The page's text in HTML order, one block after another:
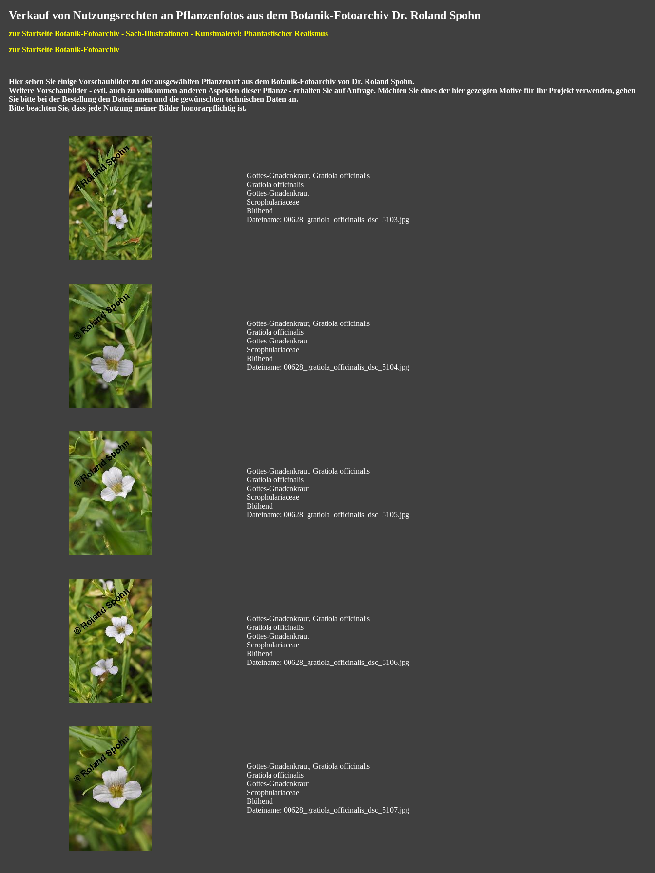
Verkauf von Nutzungsrechten an Pflanzenfotos aus dem Botanik-Fotoarchiv Dr. Roland Spohn
zur Startseite Botanik-Fotoarchiv - Sach-Illustrationen - Kunstmalerei: Phantastischer Realismus
zur Startseite Botanik-Fotoarchiv
Hier sehen Sie einige Vorschaubilder zu der ausgewählten Pflanzenart aus dem Botanik-Fotoarchiv von Dr. Roland Spohn.
Weitere Vorschaubilder - evtl. auch zu vollkommen anderen Aspekten dieser Pflanze - erhalten Sie auf Anfrage. Möchten Sie eines der hier gezeigten Motive für Ihr Projekt verwenden, geben
Sie bitte bei der Bestellung den Dateinamen und die gewünschten technischen Daten an.
Bitte beachten Sie, dass jede Nutzung meiner Bilder honorarpflichtig ist.
Gottes-Gnadenkraut, Gratiola officinalis
Gratiola officinalis
Gottes-Gnadenkraut
Scrophulariaceae
Blühend
Dateiname: 00628_gratiola_officinalis_dsc_5103.jpg
Gottes-Gnadenkraut, Gratiola officinalis
Gratiola officinalis
Gottes-Gnadenkraut
Scrophulariaceae
Blühend
Dateiname: 00628_gratiola_officinalis_dsc_5104.jpg
Gottes-Gnadenkraut, Gratiola officinalis
Gratiola officinalis
Gottes-Gnadenkraut
Scrophulariaceae
Blühend
Dateiname: 00628_gratiola_officinalis_dsc_5105.jpg
Gottes-Gnadenkraut, Gratiola officinalis
Gratiola officinalis
Gottes-Gnadenkraut
Scrophulariaceae
Blühend
Dateiname: 00628_gratiola_officinalis_dsc_5106.jpg
Gottes-Gnadenkraut, Gratiola officinalis
Gratiola officinalis
Gottes-Gnadenkraut
Scrophulariaceae
Blühend
Dateiname: 00628_gratiola_officinalis_dsc_5107.jpg